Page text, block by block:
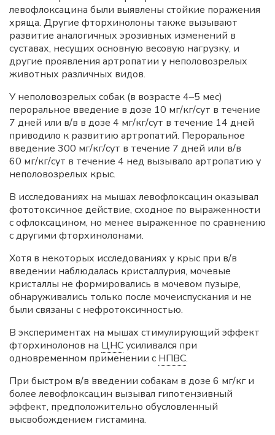
левофлоксацина были выявлены стойкие поражения
хряща. Другие фторхинолоны также вызывают
развитие аналогичных эрозивных изменений в
суставах, несущих основную весовую нагрузку, и
другие проявления артропатии у неполовозрелых
животных различных видов.
У неполовозрелых собак (в возрасте 4–5 мес)
пероральное введение в дозе 10 мг/кг/сут в течение
7 дней или в/в в дозе 4 мг/кг/сут в течение 14 дней
приводило к развитию артропатий. Пероральное
введение 300 мг/кг/сут в течение 7 дней или в/в
60 мг/кг/сут в течение 4 нед вызывало артропатию у
неполовозрелых крыс.
В исследованиях на мышах левофлоксацин оказывал
фототоксичное действие, сходное по выраженности
с офлоксацином, но менее выраженное по сравнению
с другими фторхинолонами.
Хотя в некоторых исследованиях у крыс при в/в
введении наблюдалась кристаллурия, мочевые
кристаллы не формировались в мочевом пузыре,
обнаруживались только после мочеиспускания и не
были связаны с нефротоксичностью.
В экспериментах на мышах стимулирующий эффект
фторхинолонов на ЦНСусиливался при
одновременном применении с НПВС.
При быстром в/в введении собакам в дозе 6 мг/кг и
более левофлоксацин вызывал гипотензивный
эффект, предположительно обусловленный
высвобождением гистамина.